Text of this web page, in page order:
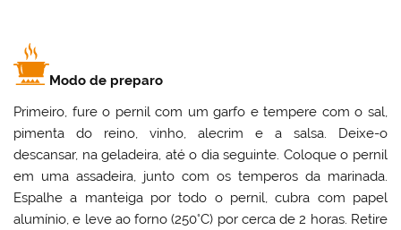
Modo de preparo
Primeiro, fure o pernil com um garfo e tempere com o sal,
pimenta do reino, vinho, alecrim e a salsa. Deixe-o
descansar, na geladeira, até o dia seguinte. Coloque o pernil
em uma assadeira, junto com os temperos da marinada.
Espalhe a manteiga por todo o pernil, cubra com papel
alumínio, e leve ao forno (250°C) por cerca de 2 horas. Retire